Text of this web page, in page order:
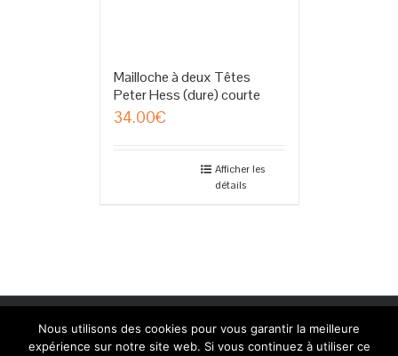
Mailloche à deux Têtes
Peter Hess (dure) courte
34.00€
Afficher les
détails
Copyright 2014 Peter Hess Academy Belgium | Création: Linda
Camurato www.shinedesign.be
Nous utilisons des cookies pour vous garantir la meilleure
expérience sur notre site web. Si vous continuez à utiliser ce